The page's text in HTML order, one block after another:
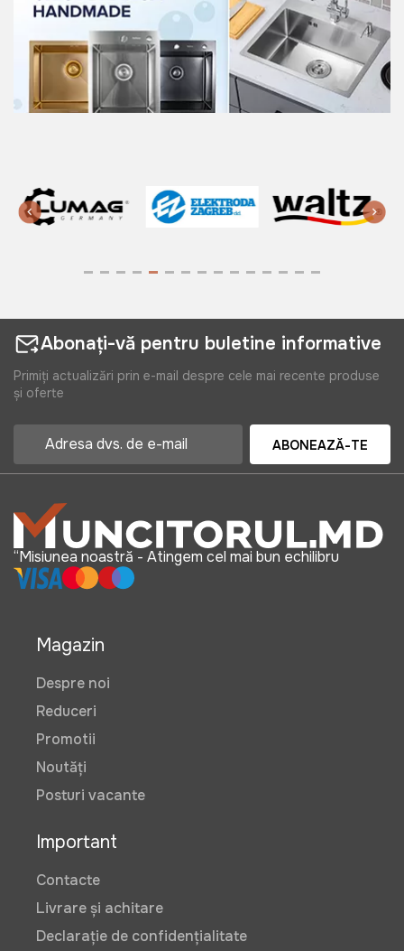
Abonați-vă pentru buletine informative
Primiți actualizări prin e-mail despre cele mai recente produse
și oferte
ABONEAZĂ-TE
“Misiunea noastră - Atingem cel mai bun echilibru
Magazin
Despre noi
Reduceri
Promotii
Noutăți
Posturi vacante
Important
Contacte
Livrare și achitare
Declarație de confidențialitate